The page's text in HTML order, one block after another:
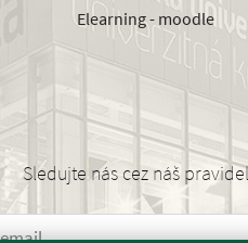
Elearning - moodle
Sledujte nás cez náš